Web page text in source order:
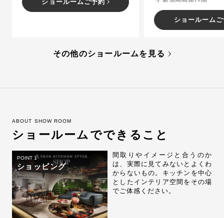
ショールームご予約
ショールーム
その他のショールームを見る
ABOUT SHOW ROOM
ショールームでできること
POINT 1
ショッピング
間取りやイメージと合うのか
は、実際に見てみないとよくわ
からないもの。キッチンを中心
としたインテリア空間をその場
でご体感ください。